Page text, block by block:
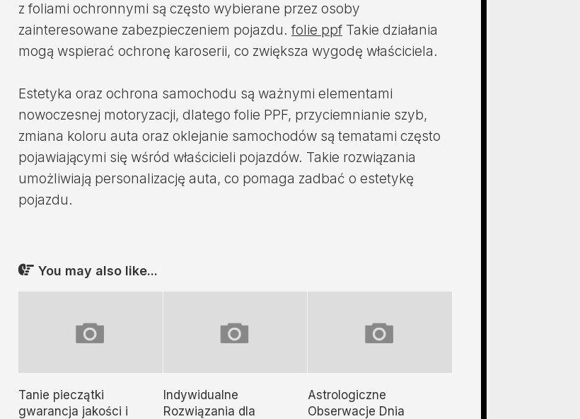
z foliami ochronnymi są często wybierane przez osoby
zainteresowane zabezpieczeniem pojazdu.folie ppf Takie działania
mogą wspierać ochronę karoserii, co zwiększa wygodę właściciela.
Estetyka oraz ochrona samochodu są ważnymi elementami
nowoczesnej motoryzacji, dlatego folie PPF, przyciemnianie szyb,
zmiana koloru auta oraz oklejanie samochodów są tematami często
pojawiającymi się wśród właścicieli pojazdów. Takie rozwiązania
umożliwiają personalizację auta, co pomaga zadbać o estetykę
pojazdu.
You may also like...
Tanie pieczątki
gwarancja jakości i
Indywidualne
Rozwiązania dla
Astrologiczne
Obserwacje Dnia